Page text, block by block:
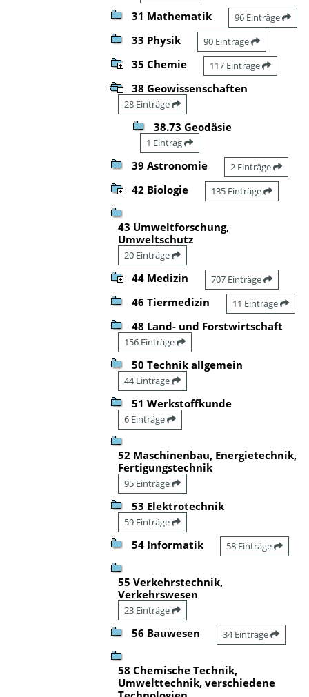
31 Mathematik 96 Einträge
33 Physik 90 Einträge
35 Chemie 117 Einträge
38 Geowissenschaften
28 Einträge
38.73 Geodäsie
1 Eintrag
39 Astronomie 2 Einträge
42 Biologie 135 Einträge
43 Umweltforschung,
Umweltschutz
20 Einträge
44 Medizin 707 Einträge
46 Tiermedizin 11 Einträge
48 Land- und Forstwirtschaft
156 Einträge
50 Technik allgemein
44 Einträge
51 Werkstoffkunde
6 Einträge
52 Maschinenbau, Energietechnik,
Fertigungstechnik
95 Einträge
53 Elektrotechnik
59 Einträge
54 Informatik 58 Einträge
55 Verkehrstechnik,
Verkehrswesen
23 Einträge
56 Bauwesen 34 Einträge
58 Chemische Technik,
Umwelttechnik, verschiedene